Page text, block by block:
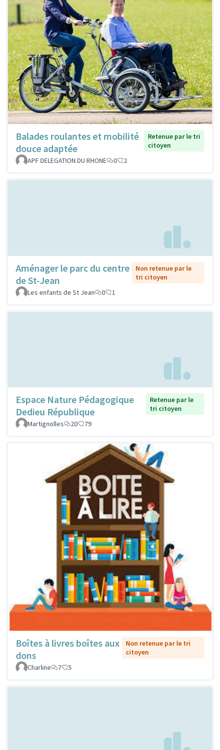
Balades roulantes et mobilité
douce adaptée
Retenue par le tri
citoyen
APF DELEGATION DU RHONE
0 2
Aménager le parc du centre
de St-Jean
Non retenue par le
tri citoyen
Les enfants de St Jean
0 1
Espace Nature Pédagogique
Dedieu République
Retenue par le
tri citoyen
Martignolles
20 79
Boîtes à livres boîtes aux
dons
Non retenue par le tri
citoyen
Charline
7 5